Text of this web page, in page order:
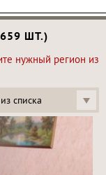
ШТ.)
нужный регион из
списка